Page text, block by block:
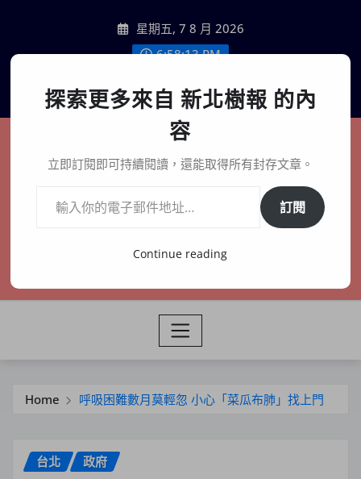
content
星期五, 7 8 月 2026
6:58:15 PM
聯絡我們
新北樹報
在地、記憶、連結、創生
Home 呼吸困難數月莫輕忽 小心「菜瓜布肺」找上門
台北 政府
探索更多來自 新北樹報 的內
容
立即訂閱即可持續閱讀，還能取得所有封存文章。
訂閱
Continue reading